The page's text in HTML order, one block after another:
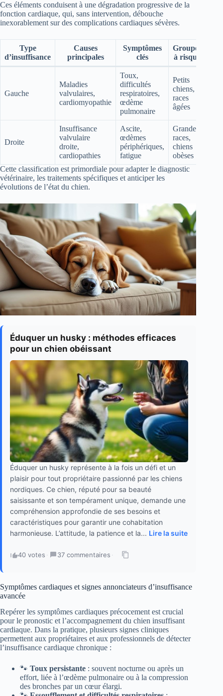
Ces éléments conduisent à une dégradation progressive de la
fonction cardiaque, qui, sans intervention, débouche
inexorablement sur des complications cardiaques sévères.
Type
d’insuffisance
Causes
principales
Symptômes
clés
Groupes
à risque
Gauche
Maladies
valvulaires,
cardiomyopathie
Toux,
difficultés
respiratoires,
œdème
pulmonaire
Petits
chiens,
races
âgées
Droite
Insuffisance
valvulaire
droite,
cardiopathies
Ascite,
œdèmes
périphériques,
fatigue
Grandes
races,
chiens
obèses
Cette classification est primordiale pour adapter le diagnostic
vétérinaire, les traitements spécifiques et anticiper les
évolutions de l’état du chien.
Éduquer un husky : méthodes efficaces
pour un chien obéissant
Éduquer un husky représente à la fois un défi et un
plaisir pour tout propriétaire passionné par les chiens
nordiques. Ce chien, réputé pour sa beauté
saisissante et son tempérament unique, demande une
compréhension approfondie de ses besoins et
caractéristiques pour garantir une cohabitation
harmonieuse. L’attitude, la patience et la... Lire la suite
40 votes · 37 commentaires ·
Symptômes cardiaques et signes annonciateurs d’insuffisance
avancée
Repérer les symptômes cardiaques précocement est crucial
pour le pronostic et l’accompagnement du chien insuffisant
cardiaque. Dans la pratique, plusieurs signes cliniques
permettent aux propriétaires et aux professionnels de détecter
l’insuffisance cardiaque chronique :
🐾 Toux persistante : souvent nocturne ou après un
effort, liée à l’œdème pulmonaire ou à la compression
des bronches par un cœur élargi.